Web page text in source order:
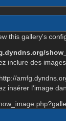
this gallery's
inclure des
insérer l'image